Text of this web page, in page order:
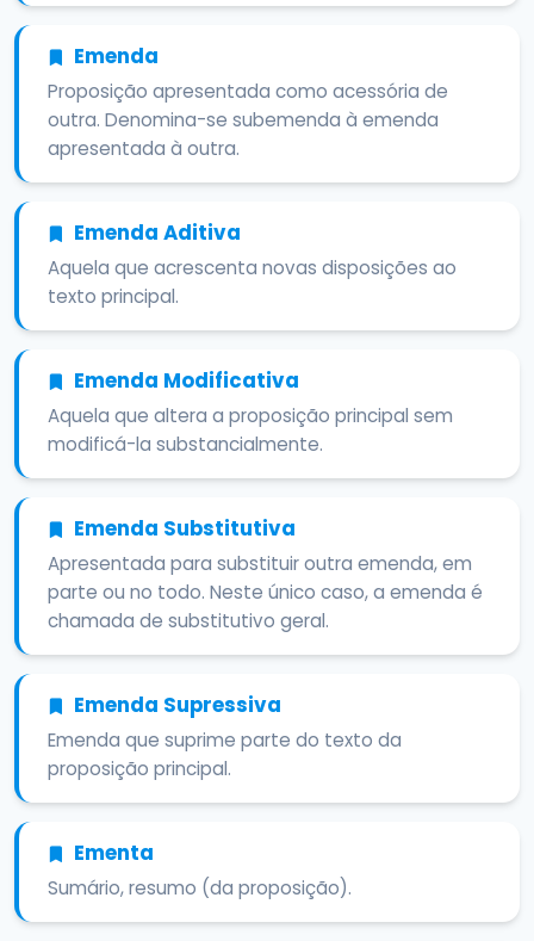
Emenda
Proposição apresentada como acessória de
outra. Denomina-se subemenda à emenda
apresentada à outra.
Emenda Aditiva
Aquela que acrescenta novas disposições ao
texto principal.
Emenda Modificativa
Aquela que altera a proposição principal sem
modificá-la substancialmente.
Emenda Substitutiva
Apresentada para substituir outra emenda, em
parte ou no todo. Neste único caso, a emenda é
chamada de substitutivo geral.
Emenda Supressiva
Emenda que suprime parte do texto da
proposição principal.
Ementa
Sumário, resumo (da proposição).